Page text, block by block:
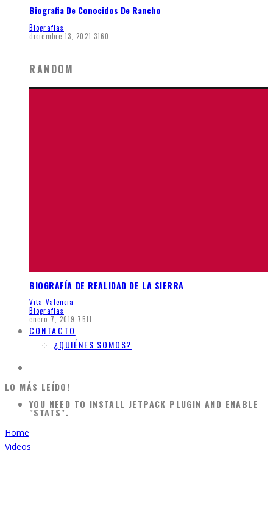
Biografia De Conocidos De Rancho
Biografias
diciembre 13, 2021 3160
RANDOM
BIOGRAFÍA DE REALIDAD DE LA SIERRA
Vita Valencia
Biografias
enero 7, 2019 7511
CONTACTO
¿QUIÉNES SOMOS?
LO MÁS LEÍDO!
YOU NEED TO INSTALL JETPACK PLUGIN AND ENABLE
"STATS".
Home
Videos